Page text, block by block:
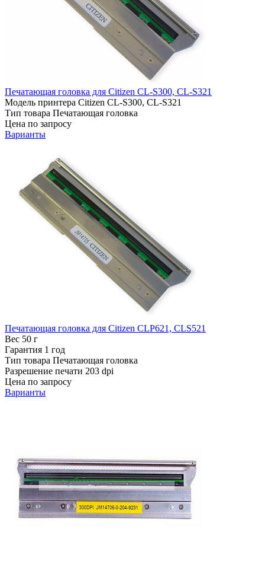
Печатающая головка для Citizen CL-S300, CL-S321
Модель принтера Citizen CL-S300, CL-S321
Тип товара Печатающая головка
Цена по запросу
Варианты
Печатающая головка для Citizen CLP621, CLS521
Вес 50 г
Гарантия 1 год
Тип товара Печатающая головка
Разрешение печати 203 dpi
Цена по запросу
Варианты